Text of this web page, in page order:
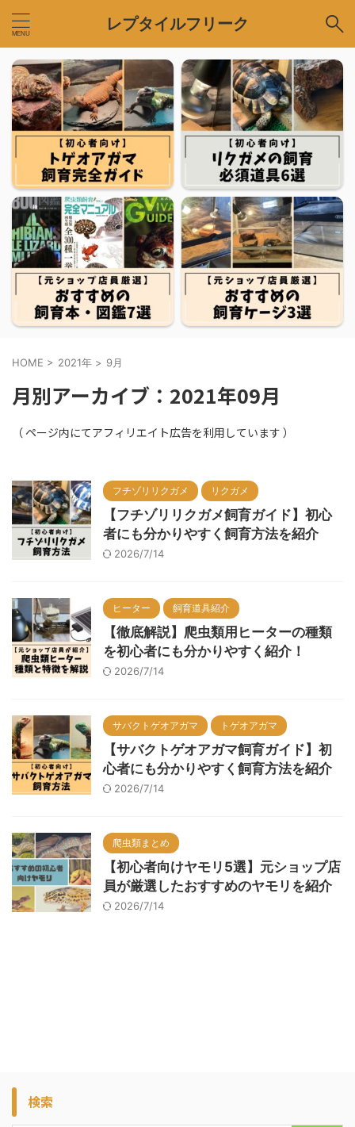
レプタイルフリーク
HOME > 2021年 > 9月
月別アーカイブ：2021年09月
フチゾリリクガメ リクガメ
【フチゾリリクガメ飼育ガイド】初心
者にも分かりやすく飼育方法を紹介
2026/7/14
ヒーター 飼育道具紹介
【徹底解説】爬虫類用ヒーターの種類
を初心者にも分かりやすく紹介！
2026/7/14
サバクトゲオアガマ トゲオアガマ
【サバクトゲオアガマ飼育ガイド】初
心者にも分かりやすく飼育方法を紹介
2026/7/14
爬虫類まとめ
【初心者向けヤモリ5選】元ショップ店
員が厳選したおすすめのヤモリを紹介
2026/7/14
検索